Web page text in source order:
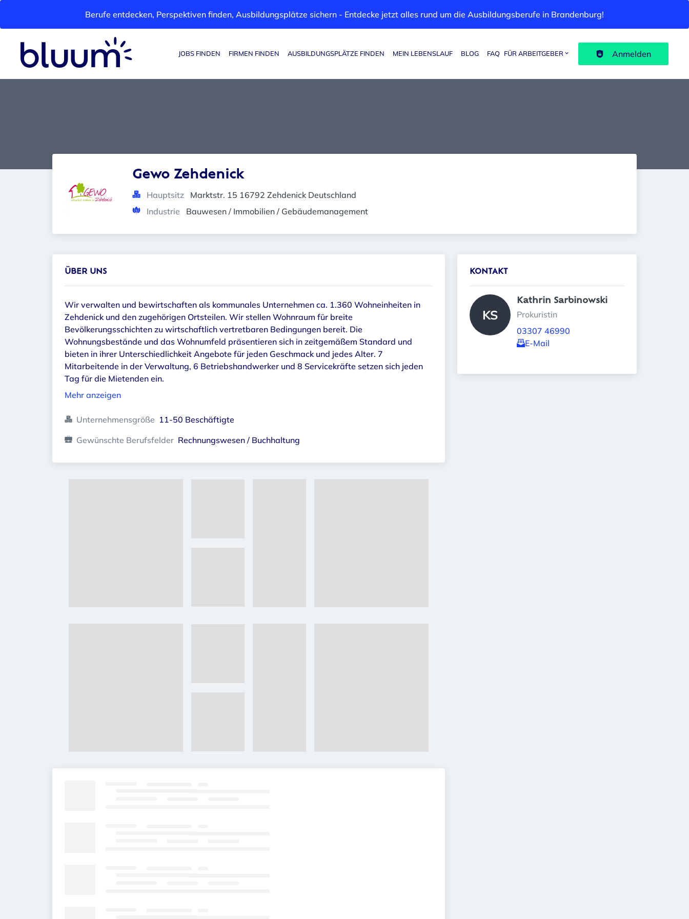
Berufe entdecken, Perspektiven finden, Ausbildungsplätze sichern - Entdecke jetzt alles rund um die Ausbildungsberufe in Brandenburg!
Haupt-Navigation
JOBS FINDEN FIRMEN FINDEN AUSBILDUNGSPLÄTZE FINDEN MEIN LEBENSLAUF BLOG FAQ FÜR ARBEITGEBER Anmelden
Gewo Zehdenick
Hauptsitz
Marktstr. 15 16792 Zehdenick Deutschland
Industrie
Bauwesen / Immobilien / Gebäudemanagement
ÜBER UNS
Wir verwalten und bewirtschaften als kommunales Unternehmen ca. 1.360 Wohneinheiten in
Zehdenick und den zugehörigen Ortsteilen. Wir stellen Wohnraum für breite
Bevölkerungsschichten zu wirtschaftlich vertretbaren Bedingungen bereit. Die
Wohnungsbestände und das Wohnumfeld präsentieren sich in zeitgemäßem Standard und
bieten in ihrer Unterschiedlichkeit Angebote für jeden Geschmack und jedes Alter. 7
Mitarbeitende in der Verwaltung, 6 Betriebshandwerker und 8 Servicekräfte setzen sich jeden
Tag für die Mietenden ein.
Mehr anzeigen
Unternehmensgröße 11-50 Beschäftigte
Gewünschte Berufsfelder Rechnungswesen / Buchhaltung
KONTAKT
KS
Kathrin Sarbinowski
Prokuristin
03307 46990
E-Mail